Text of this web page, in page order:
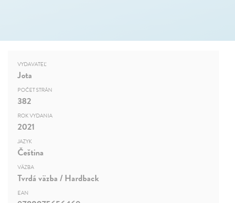
VYDAVATEĽ
Jota
POČET STRÁN
382
ROK VYDANIA
2021
JAZYK
Čeština
VÄZBA
Tvrdá väzba / Hardback
EAN